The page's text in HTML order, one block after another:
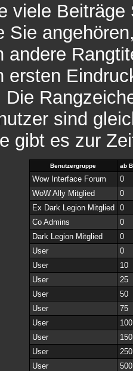
viele
Sie
andere
ersten
sind
gibt es zur
Benutzergruppe ab
Wow Interface Forum
0
WoW Ally Mitglied
0
Ex Dark Legion Mitglied
0
Co Admins
0
Dark Legion Mitglied
0
User
0
User
10
User
25
User
50
User
75
User
100
User
150
User
250
User
500